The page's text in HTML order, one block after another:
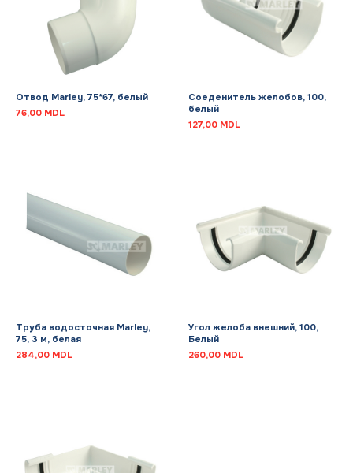
Отвод Marley, 75*67, белый
76,00 MDL
Соеденитель желобов, 100,
белый
127,00 MDL
Труба водосточная Marley,
75, 3 м, белая
284,00 MDL
Угол желоба внешний, 100,
Белый
260,00 MDL